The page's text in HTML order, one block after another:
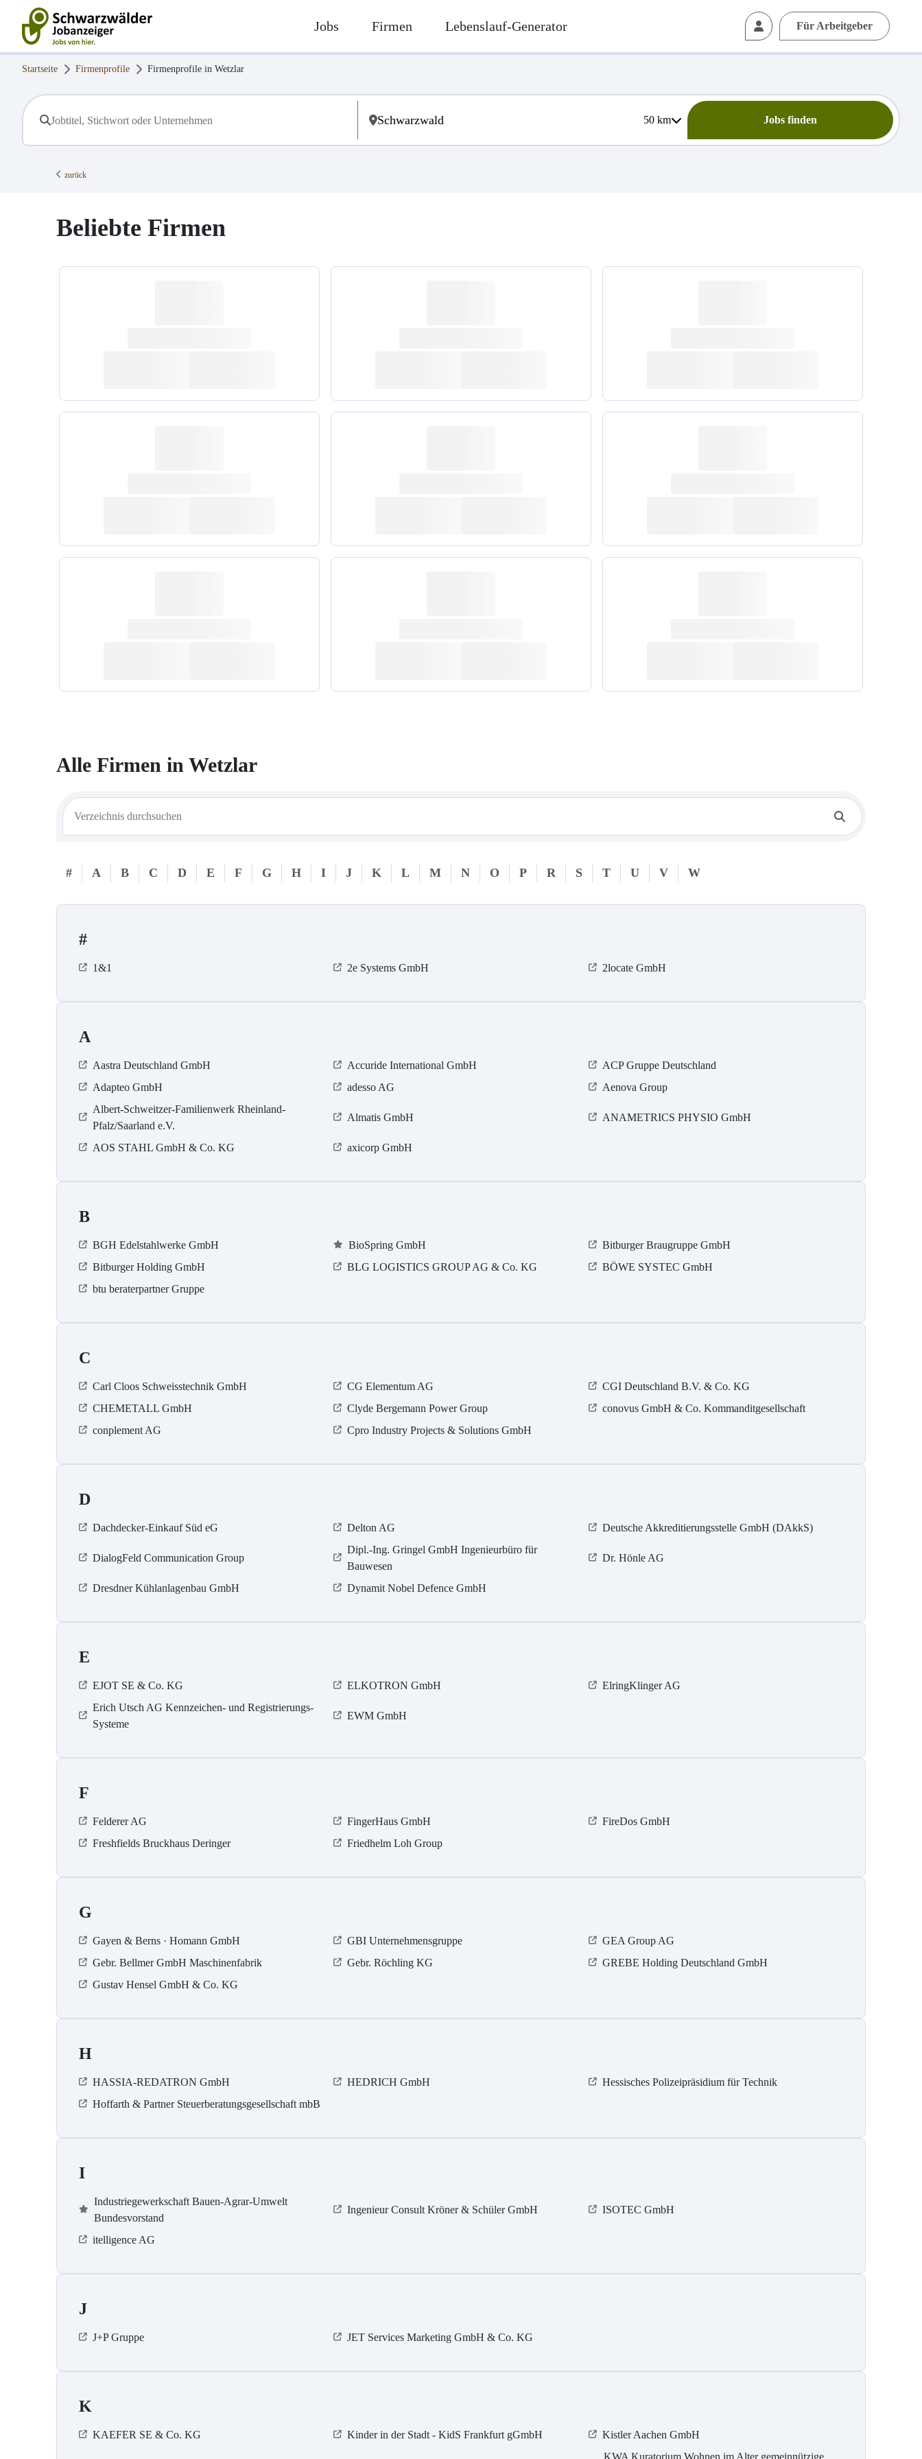
Jobs Firmen Lebenslauf-Generator Für Arbeitgeber
Startseite Firmenprofile Firmenprofile in Wetzlar
50km Jobs finden
zurück
Beliebte Firmen
Alle Firmen in Wetzlar
# A B C D E F G H I J K L M N O P R S T U V W
#
1&1 2e Systems GmbH 2locate GmbH
A
Aastra Deutschland GmbH Accuride International GmbH
ACP Gruppe Deutschland
Adapteo GmbH
adesso AG
Aenova Group
Albert-Schweitzer-Familienwerk Rheinland-
Pfalz/Saarland e.V.
Almatis GmbH ANAMETRICS PHYSIO GmbH
AOS STAHL GmbH & Co. KG axicorp GmbH
B
BGH Edelstahlwerke GmbH BioSpring GmbH
Bitburger Braugruppe GmbH
Bitburger Holding GmbH
BLG LOGISTICS GROUP AG & Co. KG
BÖWE SYSTEC GmbH
btu beraterpartner Gruppe
C
Carl Cloos Schweisstechnik GmbH CG Elementum AG
CGI Deutschland B.V. & Co. KG
CHEMETALL GmbH
Clyde Bergemann Power Group
conovus GmbH & Co. Kommanditgesellschaft
conplement AG
Cpro Industry Projects & Solutions GmbH
D
Dachdecker-Einkauf Süd eG Delton AG Deutsche Akkreditierungsstelle GmbH (DAkkS)
DialogFeld Communication Group
Dipl.-Ing. Gringel GmbH Ingenieurbüro für
Bauwesen
Dr. Hönle AG
Dresdner Kühlanlagenbau GmbH Dynamit Nobel Defence GmbH
E
EJOT SE & Co. KG ELKOTRON GmbH
ElringKlinger AG
Erich Utsch AG Kennzeichen- und Registrierungs-
Systeme
EWM GmbH
F
Felderer AG FingerHaus GmbH
FireDos GmbH
Freshfields Bruckhaus Deringer
Friedhelm Loh Group
G
Gayen & Berns · Homann GmbH GBI Unternehmensgruppe
GEA Group AG
Gebr. Bellmer GmbH Maschinenfabrik
Gebr. Röchling KG
GREBE Holding Deutschland GmbH
Gustav Hensel GmbH & Co. KG
H
HASSIA-REDATRON GmbH HEDRICH GmbH
Hessisches Polizeipräsidium für Technik
Hoffarth & Partner Steuerberatungsgesellschaft mbB
I
Industriegewerkschaft Bauen-Agrar-Umwelt
Bundesvorstand
Ingenieur Consult Kröner & Schüler GmbH ISOTEC GmbH
itelligence AG
J
J+P Gruppe JET Services Marketing GmbH & Co. KG
K
KAEFER SE & Co. KG Kinder in der Stadt - KidS Frankfurt gGmbH
Kistler Aachen GmbH